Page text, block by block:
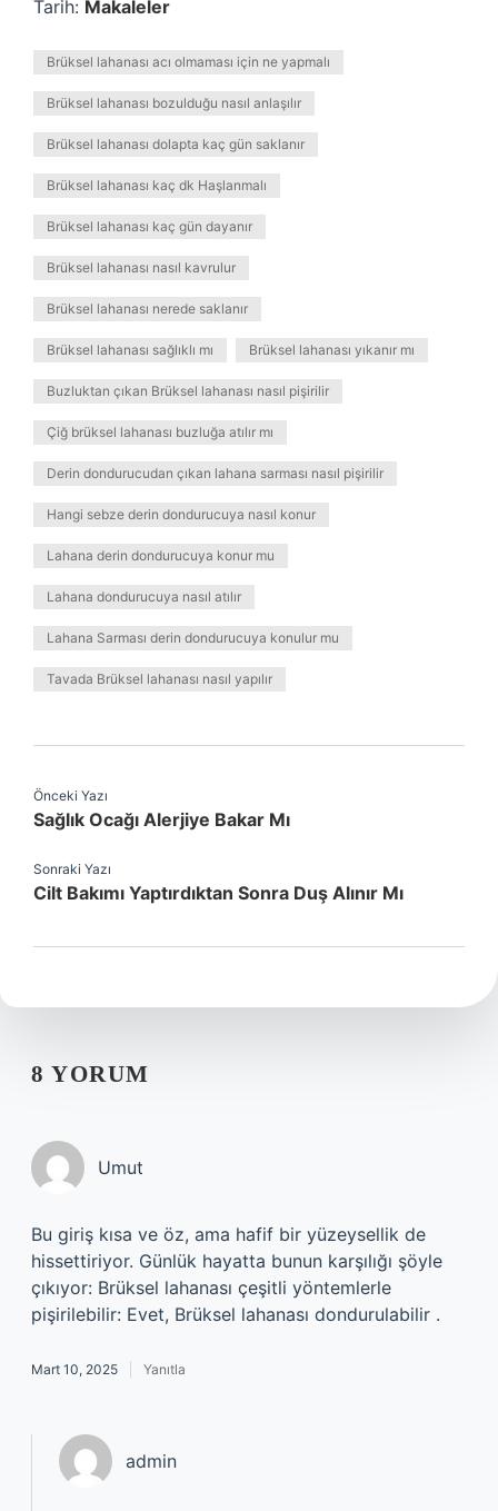
Tarih: Makaleler
Brüksel lahanası acı olmaması için ne yapmalı
Brüksel lahanası bozulduğu nasıl anlaşılır
Brüksel lahanası dolapta kaç gün saklanır
Brüksel lahanası kaç dk Haşlanmalı
Brüksel lahanası kaç gün dayanır
Brüksel lahanası nasıl kavrulur
Brüksel lahanası nerede saklanır
Brüksel lahanası sağlıklı mı Brüksel lahanası yıkanır mı
Buzluktan çıkan Brüksel lahanası nasıl pişirilir
Çiğ brüksel lahanası buzluğa atılır mı
Derin dondurucudan çıkan lahana sarması nasıl pişirilir
Hangi sebze derin dondurucuya nasıl konur
Lahana derin dondurucuya konur mu
Lahana dondurucuya nasıl atılır
Lahana Sarması derin dondurucuya konulur mu
Tavada Brüksel lahanası nasıl yapılır
Önceki Yazı
Sağlık Ocağı Alerjiye Bakar Mı
Sonraki Yazı
Cilt Bakımı Yaptırdıktan Sonra Duş Alınır Mı
8 YORUM
Umut
Bu giriş kısa ve öz, ama hafif bir yüzeysellik de
hissettiriyor. Günlük hayatta bunun karşılığı şöyle
çıkıyor: Brüksel lahanası çeşitli yöntemlerle
pişirilebilir: Evet, Brüksel lahanası dondurulabilir .
Mart 10, 2025 Yanıtla
admin